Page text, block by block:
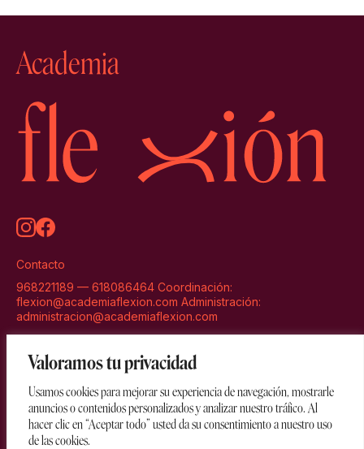
Valoramos tu privacidad
Usamos cookies para mejorar su experiencia de navegación, mostrarle
anuncios o contenidos personalizados y analizar nuestro tráfico. Al
hacer clic en “Aceptar todo” usted da su consentimiento a nuestro uso
de las cookies.
Academia
Contacto
968221189 — 618086464 Coordinación:
flexion@academiaflexion.com Administración:
administracion@academiaflexion.com
C/Ruiperez, 5-7 30.005 - Murcia
© 2026 — Flexión Academia. Todos los derechos
reservados